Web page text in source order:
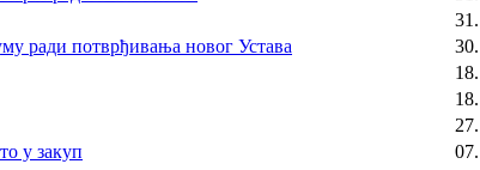
ради потврђивања новог Устава
у закуп